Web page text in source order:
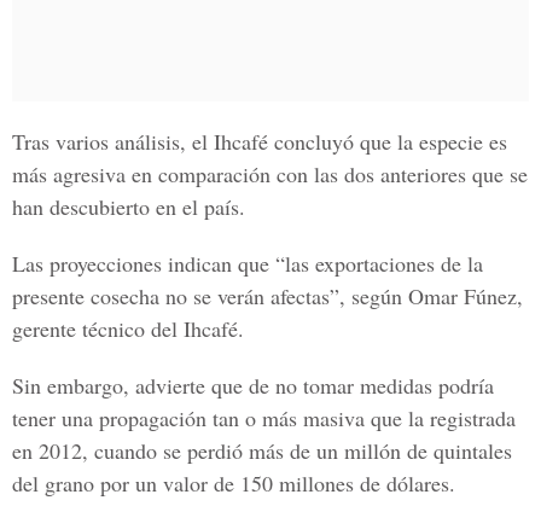
Tras varios análisis, el Ihcafé concluyó que la especie es
más agresiva en comparación con las dos anteriores que se
han descubierto en el país.
Las proyecciones indican que “las exportaciones de la
presente cosecha no se verán afectas”, según Omar Fúnez,
gerente técnico del Ihcafé.
Sin embargo, advierte que de no tomar medidas podría
tener una propagación tan o más masiva que la registrada
en 2012, cuando se perdió más de un millón de quintales
del grano por un valor de 150 millones de dólares.